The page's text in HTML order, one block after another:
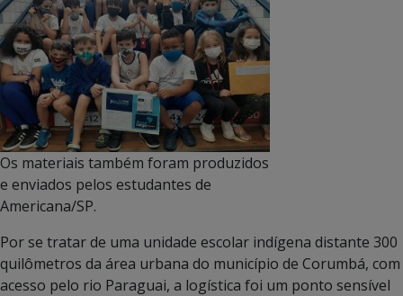
Os materiais também foram produzidos
e enviados pelos estudantes de
Americana/SP.
Por se tratar de uma unidade escolar indígena distante 300
quilômetros da área urbana do município de Corumbá, com
acesso pelo rio Paraguai, a logística foi um ponto sensível